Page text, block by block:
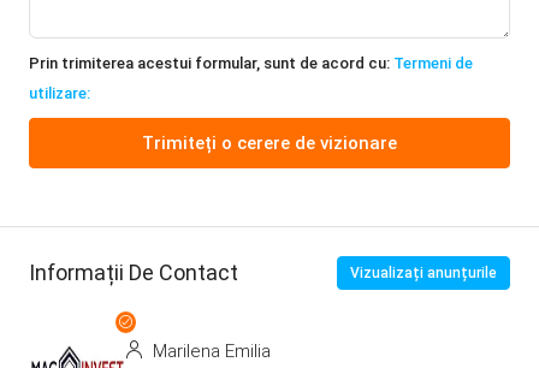
Prin trimiterea acestui formular, sunt de acord cu: Termeni de
utilizare:
Trimiteți o cerere de vizionare
Informații De Contact Vizualizați anunțurile
Marilena Emilia